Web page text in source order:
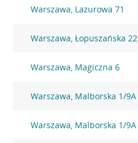
Warszawa, Lazurowa 71
Warszawa, Łopuszańska 22
Warszawa, Magiczna 6
Warszawa, Malborska 1/9A
Warszawa, Malborska 1/9A